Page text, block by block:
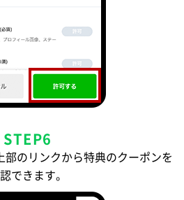
STEP6
部のリンクから特典のクーポンを
できます。